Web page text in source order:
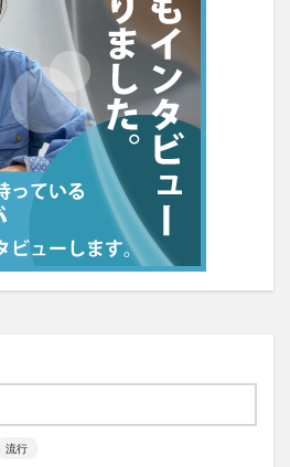
流行